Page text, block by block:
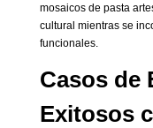
mosaicos de pasta
cultural mientras se
funcionales.
Casos de
Exitosos